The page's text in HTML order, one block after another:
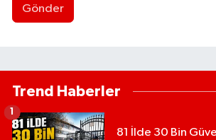
Gönder
Trend Haberler
81 İlde 30 Bin
1